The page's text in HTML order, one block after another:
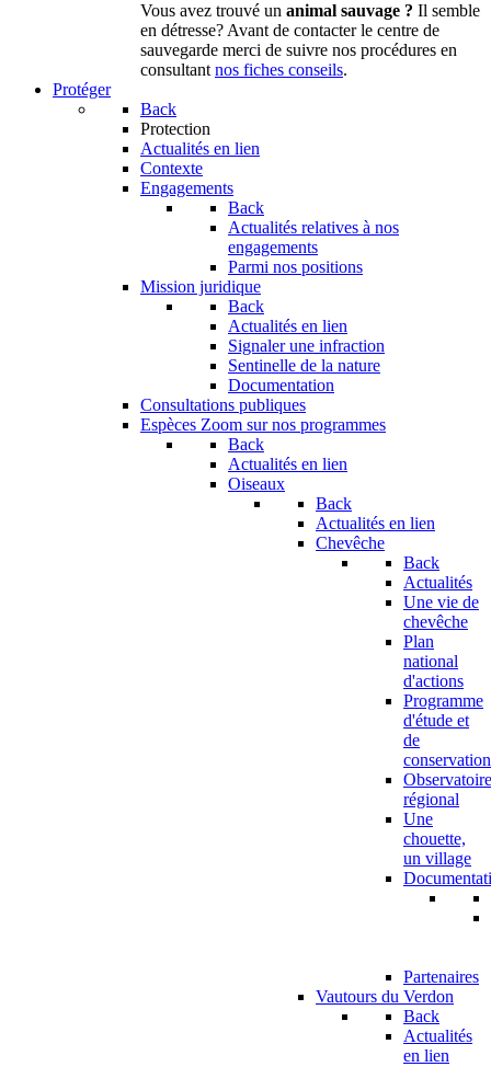
Vous avez trouvé un animal sauvage ? Il semble
en détresse? Avant de contacter le centre de
sauvegarde merci de suivre nos procédures en
consultantnos fiches conseils.
Protéger
Back
Protection
Actualités en lien
Contexte
Engagements
Back
Actualités relatives à nos
engagements
Parmi nos positions
Mission juridique
Back
Actualités en lien
Signaler une infraction
Sentinelle de la nature
Documentation
Consultations publiques
Espèces Zoom sur nos programmes
Back
Actualités en lien
Oiseaux
Back
Actualités en lien
Chevêche
Back
Actualités
Une vie de
chevêche
Plan
national
d'actions
Programme
d'étude et
de
conservation
Observatoire
régional
Une
chouette,
un village
Partenaires
Vautours du Verdon
Back
Actualités
en lien